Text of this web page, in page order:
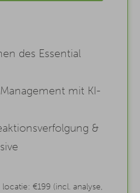
des Essential
mit KI-
&
€199 (incl. analyse,